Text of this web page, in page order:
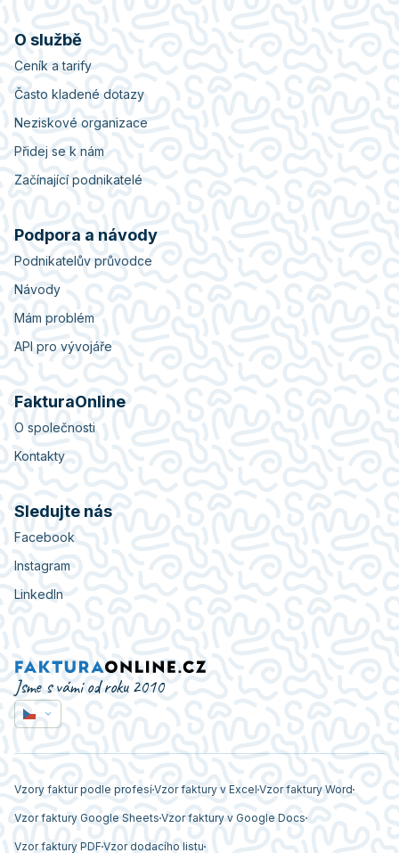
O službě
Ceník a tarify
Často kladené dotazy
Neziskové organizace
Přidej se k nám
Začínající podnikatelé
Podpora a návody
Podnikatelův průvodce
Návody
Mám problém
API pro vývojáře
FakturaOnline
O společnosti
Kontakty
Sledujte nás
Facebook
Instagram
LinkedIn
Jsme s vámi od roku 2010
Vzory faktur podle profesíVzor faktury v Excel Vzor faktury Word
Vzor faktury Google Sheets Vzor faktury v Google Docs
Vzor faktury PDF Vzor dodacího listu